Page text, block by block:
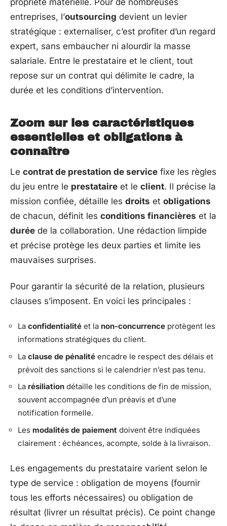
propriété matérielle. Pour de nombreuses
entreprises, l’outsourcing devient un levier
stratégique : externaliser, c’est profiter d’un regard
expert, sans embaucher ni alourdir la masse
salariale. Entre le prestataire et le client, tout
repose sur un contrat qui délimite le cadre, la
durée et les conditions d’intervention.
Zoom sur les caractéristiques
essentielles et obligations à
connaître
Le contrat de prestation de service fixe les règles
du jeu entre le prestataire et le client. Il précise la
mission confiée, détaille les droits et obligations
de chacun, définit les conditions financières et la
durée de la collaboration. Une rédaction limpide
et précise protège les deux parties et limite les
mauvaises surprises.
Pour garantir la sécurité de la relation, plusieurs
clauses s’imposent. En voici les principales :
La confidentialité et la non-concurrence protègent les
informations stratégiques du client.
La clause de pénalité encadre le respect des délais et
prévoit des sanctions si le calendrier n’est pas tenu.
La résiliation détaille les conditions de fin de mission,
souvent accompagnée d’un préavis et d’une
notification formelle.
Les modalités de paiement doivent être indiquées
clairement : échéances, acompte, solde à la livraison.
Les engagements du prestataire varient selon le
type de service : obligation de moyens (fournir
tous les efforts nécessaires) ou obligation de
résultat (livrer un résultat précis). Ce point change